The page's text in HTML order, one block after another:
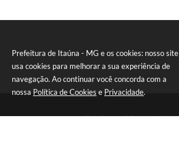
Prefeitura de Itaúna - MG e os cookies: nosso site
usa cookies para melhorar a sua experiência de
navegação. Ao continuar você concorda com a
nossa Política de Cookies e Privacidade.
Telefone: (37) 3249-9500